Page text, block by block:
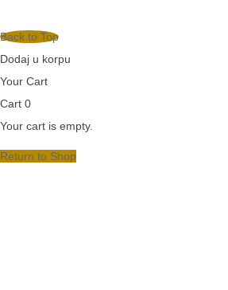
Back to Top
Dodaj u korpu
Your Cart
Cart 0
Your cart is empty.
Return to Shop